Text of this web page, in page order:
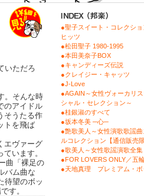
●聖子スイート・コレクショ
ヒッツ
●松田聖子 1980-1995
●本田美奈子BOX
●キャンディーズ伝説
●クレイジー・キャッツ
●J-Love
●AGAIN～女性ヴォーカリ
シャル・セレクション～
●桂銀淑のすべて
●坂本冬美 ─心─
●艶歌美人～女性演歌歌謡曲
ルコレクション【通信販売
●歌美人～女性歌謡演歌全集
●FOR LOVERS ONLY／五
●天地真理 プレミアム・ボ
いただろ
。そんな時
のアイドル
そうたる作
トを飛ば
エヴァーグ
います。
曲「裸足の
バム曲な
待望のボッ
す。